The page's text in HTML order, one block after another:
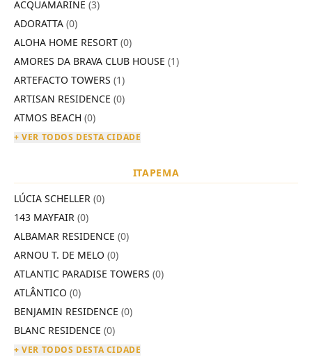
ACQUAMARINE (3)
ADORATTA (0)
ALOHA HOME RESORT (0)
AMORES DA BRAVA CLUB HOUSE (1)
ARTEFACTO TOWERS (1)
ARTISAN RESIDENCE (0)
ATMOS BEACH (0)
+ VER TODOS DESTA CIDADE
ITAPEMA
LÚCIA SCHELLER (0)
143 MAYFAIR (0)
ALBAMAR RESIDENCE (0)
ARNOU T. DE MELO (0)
ATLANTIC PARADISE TOWERS (0)
ATLÂNTICO (0)
BENJAMIN RESIDENCE (0)
BLANC RESIDENCE (0)
+ VER TODOS DESTA CIDADE